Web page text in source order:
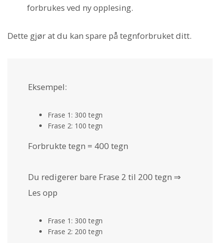
forbrukes ved ny opplesing.
Dette gjør at du kan spare på tegnforbruket ditt.
Eksempel:
Frase 1: 300 tegn
Frase 2: 100 tegn
Forbrukte tegn = 400 tegn
Du redigerer bare Frase 2 til 200 tegn ⇒
Les opp
Frase 1: 300 tegn
Frase 2: 200 tegn